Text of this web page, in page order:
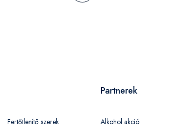
Fertőtlenítő szerek
Partnerek
Alkohol akció